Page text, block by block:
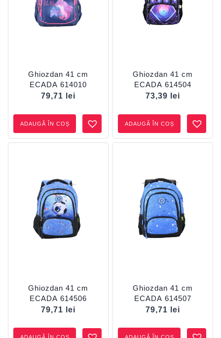
Ghiozdan 41 cm
ECADA 614010
79,71
lei
ADAUGĂ ÎN COȘ
Ghiozdan 41 cm
ECADA 614504
73,39
lei
ADAUGĂ ÎN COȘ
Ghiozdan 41 cm
ECADA 614506
79,71
lei
Ghiozdan 41 cm
ECADA 614507
79,71
lei